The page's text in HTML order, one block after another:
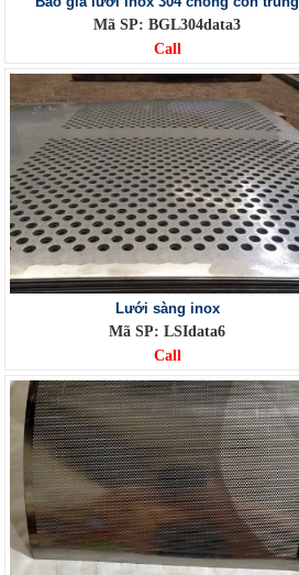
Mã SP: BGL304data3
Call
Lưới sàng inox
Mã SP: LSIdata6
Call